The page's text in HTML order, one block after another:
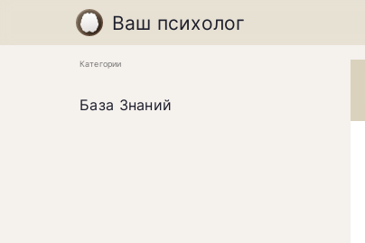
Ваш психолог
Категории
База Знаний